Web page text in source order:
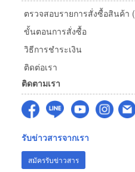
ตรวจสอบรายการสั่งซื้อสินค้า
ขั้นตอนการสั่งซื้อ
วิธีการชำระเงิน
ติดต่อเรา
ติดตามเรา
รับข่าวสารจากเรา
สมัครรับข่าวสาร